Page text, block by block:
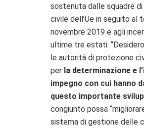
sostenuta dalle squadre
civile dell’Ue in seguito al
novembre 2019 e agli
ultime tre estati.
le autorità di protezione
per la determinazione e
impegno con cui hanno
questo importante
congiunto possa
sistema di gestione delle